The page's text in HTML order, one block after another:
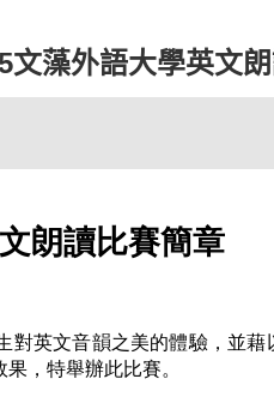
文藻外語大學英文
朗讀比賽簡章
對英文音韻之美的體驗，並藉
，特舉辦此比賽。